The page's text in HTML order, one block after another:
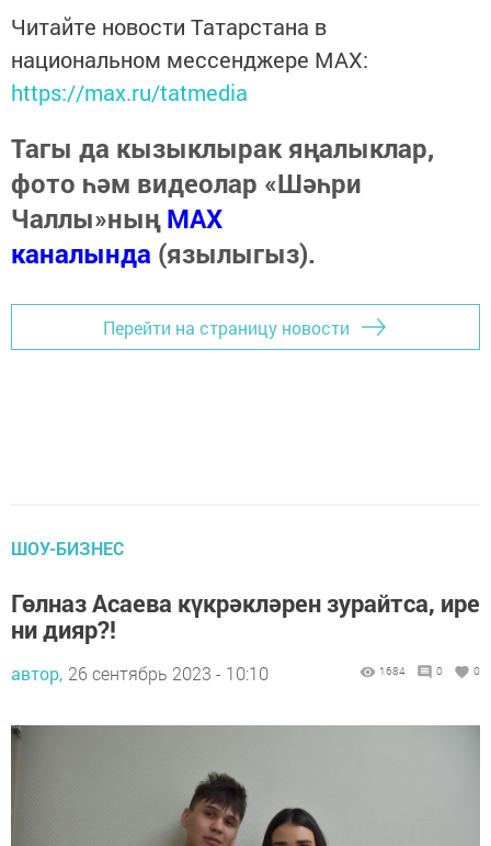
Читайте новости Татарстана в
национальном мессенджере MАХ:
https://max.ru/tatmedia
Тагы да кызыклырак яңалыклар,
фото һәм видеолар «Шәһри
Чаллы»ныңMAX
каналында (язылыгыз).
Перейти на страницу новости
ШОУ-БИЗНЕС
Гөлназ Асаева күкрәкләрен зурайтса, ире
ни дияр?!
автор, 26 сентябрь 2023 - 10:10 1684 0 0